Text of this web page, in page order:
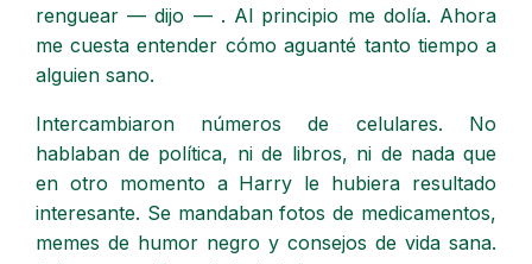
renguear — dijo — . Al principio me dolía. Ahora
me cuesta entender cómo aguanté tanto tiempo a
alguien sano.
Intercambiaron números de celulares. No
hablaban de política, ni de libros, ni de nada que
en otro momento a Harry le hubiera resultado
interesante. Se mandaban fotos de medicamentos,
memes de humor negro y consejos de vida sana.